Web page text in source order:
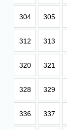
304 305
312 313
320 321
328 329
336 337